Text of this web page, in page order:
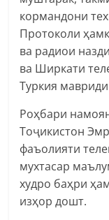
кормандони
Протоколи
ва радиои
ва Ширкати
Туркия
Роҳбари
Тоҷикистон
фаъолияти
мухтасар
худро баҳри
изҳор дошт.